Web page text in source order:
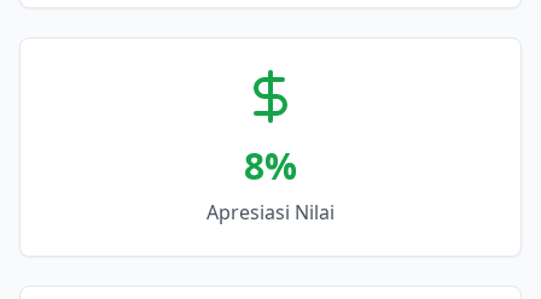
8%
Apresiasi Nilai